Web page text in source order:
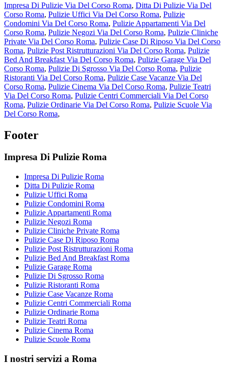
Impresa Di Pulizie Via Del Corso Roma, Ditta Di Pulizie Via Del
Corso Roma, Pulizie Uffici Via Del Corso Roma, Pulizie
Condomini Via Del Corso Roma, Pulizie Appartamenti Via Del
Corso Roma, Pulizie Negozi Via Del Corso Roma, Pulizie Cliniche
Private Via Del Corso Roma, Pulizie Case Di Riposo Via Del Corso
Roma, Pulizie Post Ristrutturazioni Via Del Corso Roma, Pulizie
Bed And Breakfast Via Del Corso Roma, Pulizie Garage Via Del
Corso Roma, Pulizie Di Sgrosso Via Del Corso Roma, Pulizie
Ristoranti Via Del Corso Roma, Pulizie Case Vacanze Via Del
Corso Roma, Pulizie Cinema Via Del Corso Roma, Pulizie Teatri
Via Del Corso Roma, Pulizie Centri Commerciali Via Del Corso
Roma, Pulizie Ordinarie Via Del Corso Roma, Pulizie Scuole Via
Del Corso Roma,
Footer
Impresa Di Pulizie Roma
Impresa Di Pulizie Roma
Ditta Di Pulizie Roma
Pulizie Uffici Roma
Pulizie Condomini Roma
Pulizie Appartamenti Roma
Pulizie Negozi Roma
Pulizie Cliniche Private Roma
Pulizie Case Di Riposo Roma
Pulizie Post Ristrutturazioni Roma
Pulizie Bed And Breakfast Roma
Pulizie Garage Roma
Pulizie Di Sgrosso Roma
Pulizie Ristoranti Roma
Pulizie Case Vacanze Roma
Pulizie Centri Commerciali Roma
Pulizie Ordinarie Roma
Pulizie Teatri Roma
Pulizie Cinema Roma
Pulizie Scuole Roma
I nostri servizi a Roma